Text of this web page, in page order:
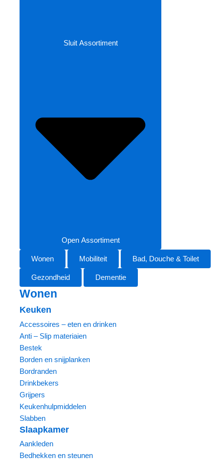
Sluit Assortiment
Open Assortiment
Wonen Mobiliteit Bad, Douche & Toilet
Gezondheid Dementie
Wonen
Keuken
Accessoires – eten en drinken
Anti – Slip materiaien
Bestek
Borden en snijplanken
Bordranden
Drinkbekers
Grijpers
Keukenhulpmiddelen
Slabben
Slaapkamer
Aankleden
Bedhekken en steunen